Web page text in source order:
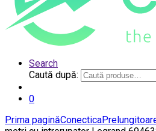
Search
Caută după:
0
Prima paginăConectica